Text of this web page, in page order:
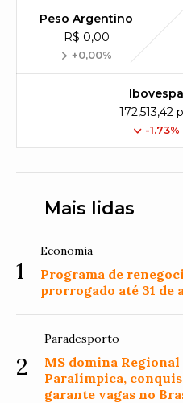
Peso Argentino
R$ 0,00
+0,00%
Ibovespa
172,513,42
-1.73%
Mais lidas
1
Economia
Programa de
prorrogado até 31 de
2
Paradesporto
MS domina Regional
Paralímpica,
garante vagas no